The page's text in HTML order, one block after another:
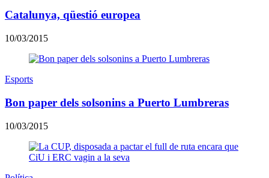
Catalunya, qüestió europea
10/03/2015
Esports
Bon paper dels solsonins a Puerto Lumbreras
10/03/2015